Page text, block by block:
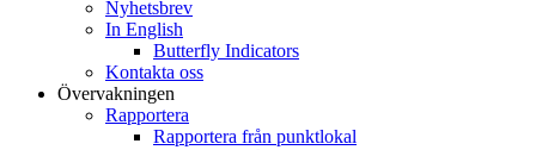
Nyhetsbrev
In English
Butterfly Indicators
Kontakta oss
Övervakningen
Rapportera
Rapportera från punktlokal